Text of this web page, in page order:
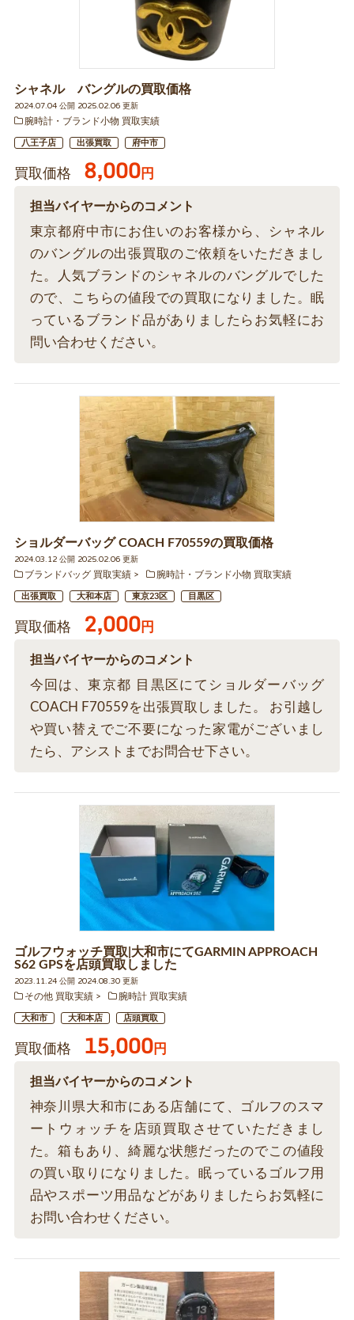
シャネル バングルの買取価格
2024.07.04 公開 2025.02.06 更新
腕時計・ブランド小物 買取実績
八王子店 出張買取 府中市
買取価格 8,000円
担当バイヤーからのコメント
東京都府中市にお住いのお客様から、シャネル
のバングルの出張買取のご依頼をいただきまし
た。人気ブランドのシャネルのバングルでした
ので、こちらの値段での買取になりました。眠
っているブランド品がありましたらお気軽にお
問い合わせください。
ショルダーバッグ COACH F70559の買取価格
2024.03.12 公開 2025.02.06 更新
ブランドバッグ 買取実績
腕時計・ブランド小物 買取実績
出張買取 大和本店 東京23区 目黒区
買取価格 2,000円
担当バイヤーからのコメント
今回は、東京都 目黒区にてショルダーバッグ
COACH F70559を出張買取しました。 お引越し
や買い替えでご不要になった家電がございまし
たら、アシストまでお問合せ下さい。
ゴルフウォッチ買取|大和市にてGARMIN APPROACH
S62 GPSを店頭買取しました
2023.11.24 公開 2024.08.30 更新
その他 買取実績
腕時計 買取実績
大和市 大和本店 店頭買取
買取価格 15,000円
担当バイヤーからのコメント
神奈川県大和市にある店舗にて、ゴルフのスマ
ートウォッチを店頭買取させていただきまし
た。箱もあり、綺麗な状態だったのでこの値段
の買い取りになりました。眠っているゴルフ用
品やスポーツ用品などがありましたらお気軽に
お問い合わせください。